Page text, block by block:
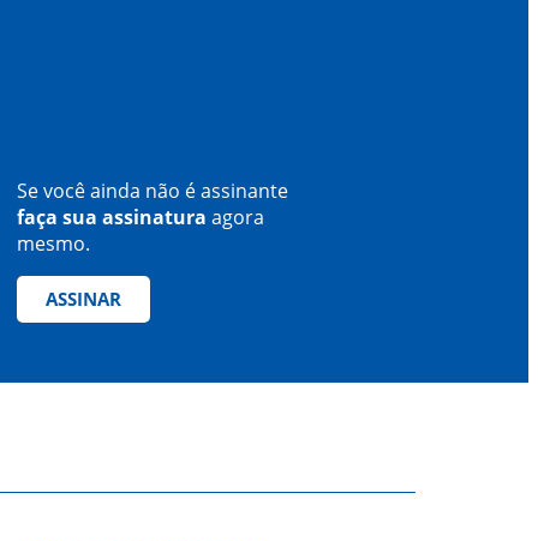
Se você ainda não é assinante
faça sua assinatura agora
mesmo.
ASSINAR